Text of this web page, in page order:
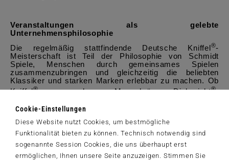
Cookie-Einstellungen
Diese Website nutzt Cookies, um bestmögliche
Funktionalität bieten zu können. Technisch notwendig sind
sogenannte Session Cookies, die uns überhaupt erst
ermöglichen, Ihnen unsere Seite anzuzeigen. Stimmen Sie
Veranstaltungen als gelebte
Unternehmensphilosophie
Die regelmäßig stattfindende Deutsche Kniffel ®-
Meisterschaft ist Teil der Philosophie von Schmidt
Spiele, Menschen durch gemeinsames Spielen
zusammenzubringen und gleichzeitig die beliebten
Klassiker und starken Marken erlebbar zu machen. Ob
Kniffel®- und Mensch-ärgere-Dich-nicht®-
den schönsten Regionen Deutschlands oder die
mit dem Publikum steht dabei stets im Mittelpunkt.
Deutsche Kniffel ®